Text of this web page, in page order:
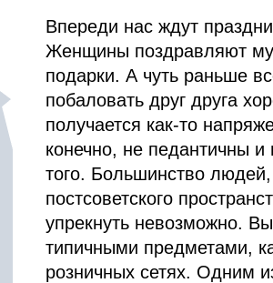
Впереди нас ждут
Женщины поздравляют
подарки. А чуть раньше
побаловать друг друга
получается как-то
конечно, не педантичны и
того. Большинство
постсоветского
упрекнуть невозможно.
типичными предметами,
розничных сетях. Одним